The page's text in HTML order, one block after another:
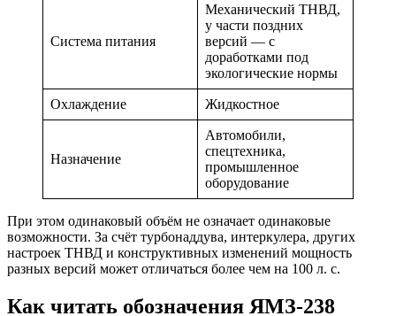
Система питания
Механический ТНВД,
у части поздних
версий — с
доработками под
экологические нормы
Охлаждение Жидкостное
Назначение
Автомобили,
спецтехника,
промышленное
оборудование
При этом одинаковый объём не означает одинаковые
возможности. За счёт турбонаддува, интеркулера, других
настроек ТНВД и конструктивных изменений мощность
разных версий может отличаться более чем на 100 л. с.
Как читать обозначения ЯМЗ-238